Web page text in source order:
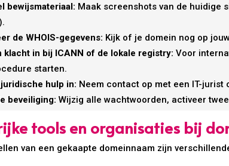
bewijsmateriaal: Maak screenshots van de huidige
de WHOIS-gegevens: Kijk of je domein nog op
klacht in bij ICANN of de lokale registry: Voor
starten.
hulp in: Neem contact op met een IT-
beveiliging: Wijzig alle wachtwoorden, activeer
tools en organisaties bij
van een gekaapte domeinnaam zijn